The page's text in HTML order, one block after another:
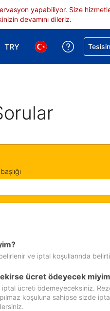
yapabiliyor. Size
devamını dileriz.
TRY
Para birimi seçimi yap.
Dil seçimi yap.
ve iptal koşullarında
ücret ödeyecek
ücreti ödemeyeceksiniz.
koşuluna sahipse sizde